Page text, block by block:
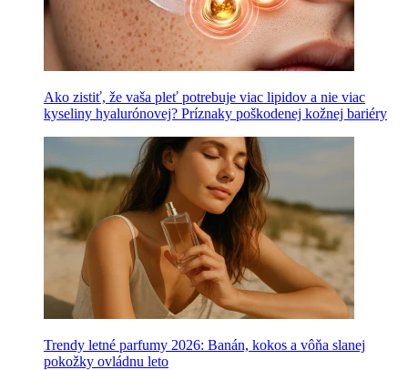
Ako zistiť, že vaša pleť potrebuje viac lipidov a nie viac
kyseliny hyalurónovej? Príznaky poškodenej kožnej bariéry
Trendy letné parfumy 2026: Banán, kokos a vôňa slanej
pokožky ovládnu leto